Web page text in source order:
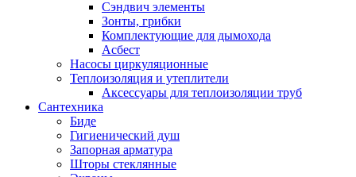
Сэндвич элементы
Зонты, грибки
Комплектующие для дымохода
Асбест
Насосы циркуляционные
Теплоизоляция и утеплители
Аксессуары для теплоизоляции труб
Сантехника
Биде
Гигиенический душ
Запорная арматура
Шторы стеклянные